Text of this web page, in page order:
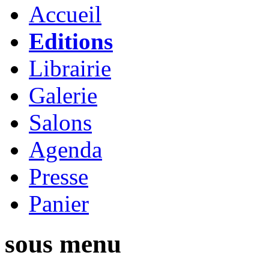
Accueil
Editions
Librairie
Galerie
Salons
Agenda
Presse
Panier
sous menu